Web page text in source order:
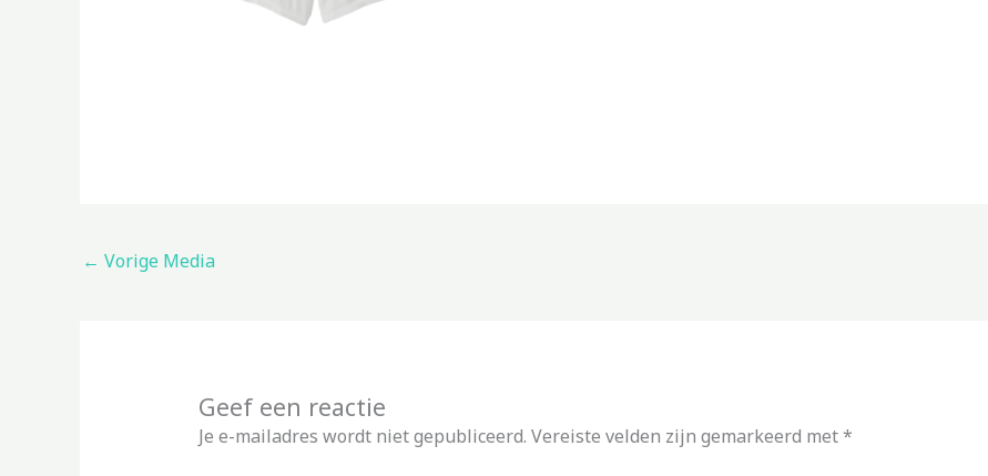
← Vorige Media
Geef een reactie
Je e-mailadres wordt niet gepubliceerd. Vereiste velden zijn gemarkeerd met*